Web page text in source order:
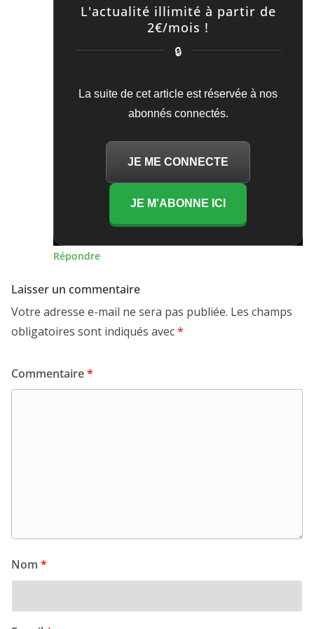
L'actualité illimité à partir de
2€/mois !
🔒
La suite de cet article est réservée à nos
abonnés connectés.
JE ME CONNECTE
JE M'ABONNE ICI
Répondre
Laisser un commentaire
Votre adresse e-mail ne sera pas publiée. Les champs
obligatoires sont indiqués avec*
Commentaire*
Nom *